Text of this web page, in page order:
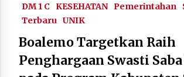
DM 1 C KESEHATAN Pemerintahan
Terbaru UNIK
Boalemo Targetkan Raih
Penghargaan Swasti